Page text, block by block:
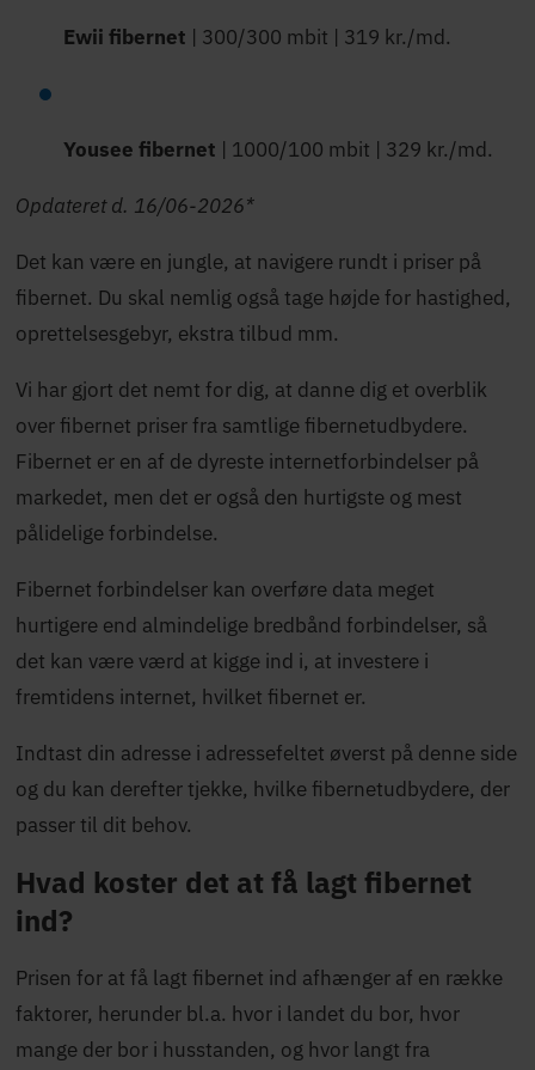
Ewii fibernet | 300/300 mbit | 319 kr./md.
Yousee fibernet | 1000/100 mbit | 329 kr./md.
Opdateret d. 16/06-2026*
Det kan være en jungle, at navigere rundt i priser på
fibernet. Du skal nemlig også tage højde for hastighed,
oprettelsesgebyr, ekstra tilbud mm.
Vi har gjort det nemt for dig, at danne dig et overblik
over fibernet priser fra samtlige fibernetudbydere.
Fibernet er en af de dyreste internetforbindelser på
markedet, men det er også den hurtigste og mest
pålidelige forbindelse.
Fibernet forbindelser kan overføre data meget
hurtigere end almindelige bredbånd forbindelser, så
det kan være værd at kigge ind i, at investere i
fremtidens internet, hvilket fibernet er.
Indtast din adresse i adressefeltet øverst på denne side
og du kan derefter tjekke, hvilke fibernetudbydere, der
passer til dit behov.
Hvad koster det at få lagt fibernet
ind?
Prisen for at få lagt fibernet ind afhænger af en række
faktorer, herunder bl.a. hvor i landet du bor, hvor
mange der bor i husstanden, og hvor langt fra